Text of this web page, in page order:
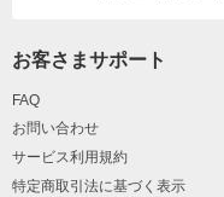
お客さまサポート
FAQ
お問い合わせ
サービス利用規約
特定商取引法に基づく表示